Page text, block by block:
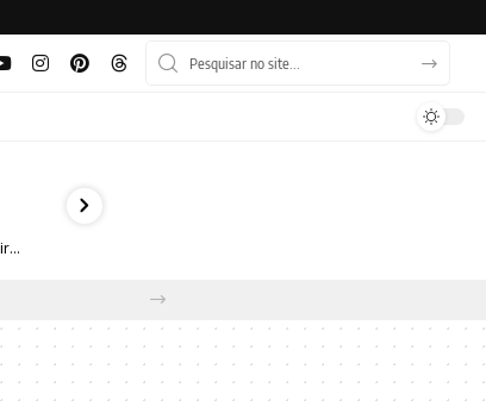
Bruno Oliveira retrata o cotidiano urbano por meio da fotografia em preto e branco